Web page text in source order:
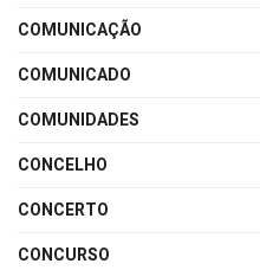
COMUNICAÇÃO
COMUNICADO
COMUNIDADES
CONCELHO
CONCERTO
CONCURSO